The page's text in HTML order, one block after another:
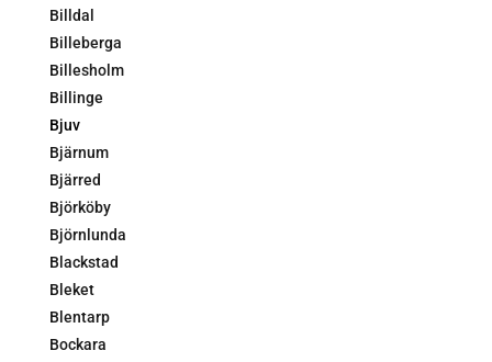
Billdal
Billeberga
Billesholm
Billinge
Bjuv
Bjärnum
Bjärred
Björköby
Björnlunda
Blackstad
Bleket
Blentarp
Bockara